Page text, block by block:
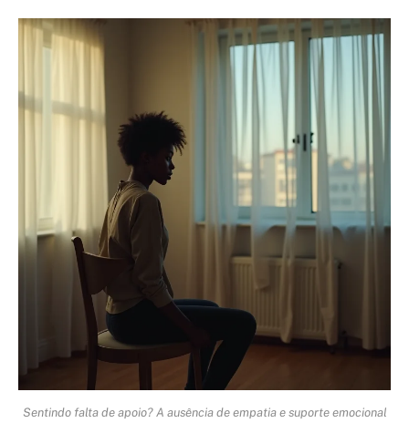
Sentindo falta de apoio? A ausência de empatia e suporte emocional